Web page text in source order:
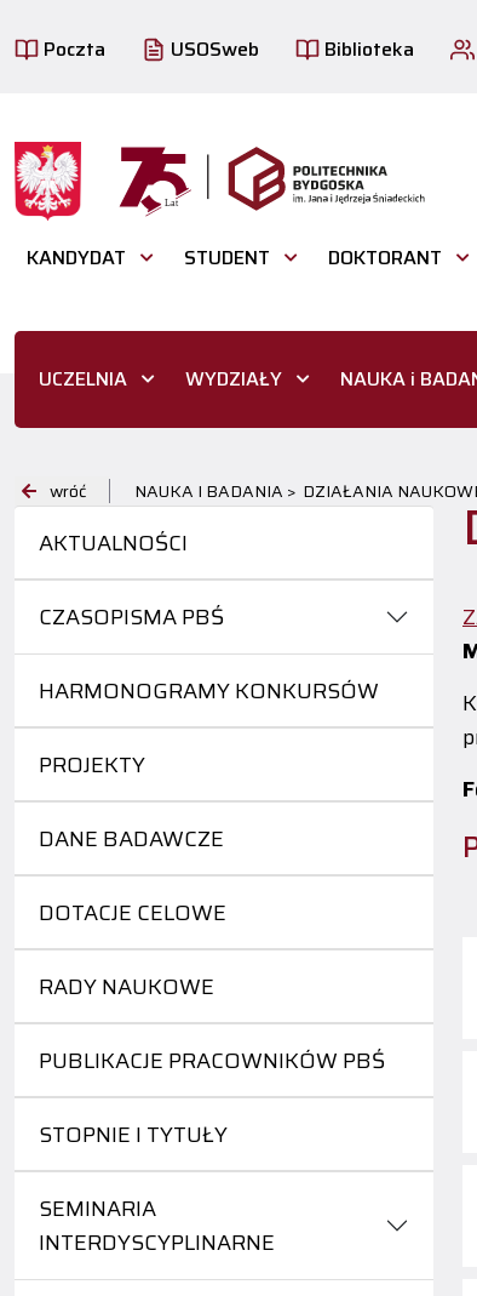
Poczta USOSweb Biblioteka
KANDYDAT STUDENT DOKTORANT
UCZELNIA WYDZIAŁY NAUKA i
wróć NAUKA I BADANIA > DZIAŁANIA
AKTUALNOŚCI
CZASOPISMA PBŚ
HARMONOGRAMY KONKURSÓW
PROJEKTY
DANE BADAWCZE
DOTACJE CELOWE
RADY NAUKOWE
PUBLIKACJE PRACOWNIKÓW PBŚ
STOPNIE I TYTUŁY
SEMINARIA
INTERDYSCYPLINARNE